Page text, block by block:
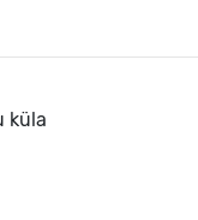
küla